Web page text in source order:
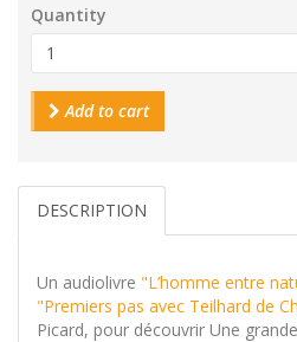
Quantity
Add to cart
DESCRIPTION
Un audiolivre "L’homme entre
"Premiers pas avec Teilhard de
Picard, pour découvrir Une